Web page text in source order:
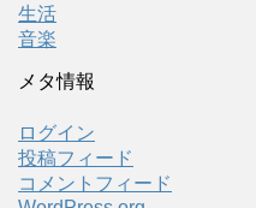
生活
音楽
メタ情報
ログイン
投稿フィード
コメントフィード